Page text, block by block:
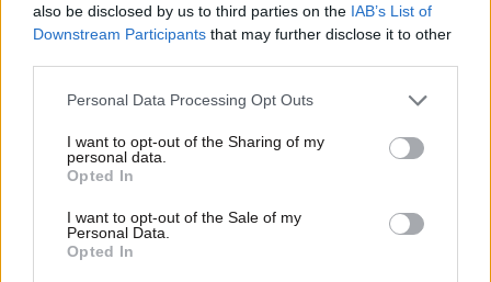
also be disclosed by us to third parties on the IAB’s List of
Downstream Participants that may further disclose it to other
Please note that this website/app uses one or more Google
not limited to your visit or usage behaviour. You may click to
grant or deny consent to Google and its third-party tags to
use your data for below specified purposes in below Google
consent section.
Personal Data Processing Opt Outs
I want to opt-out of the Sharing of my
personal data.
Opted In
I want to opt-out of the Sale of my
Personal Data.
Opted In